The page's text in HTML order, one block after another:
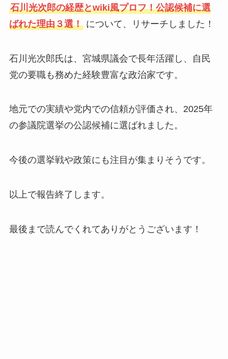
石川光次郎の経歴とwiki風プロフ！公認候補に選
ばれた理由３選！について、リサーチしました！
石川光次郎氏は、宮城県議会で長年活躍し、自民
党の要職も務めた経験豊富な政治家です。
地元での実績や党内での信頼が評価され、2025年
の参議院選挙の公認候補に選ばれました。
今後の選挙戦や政策にも注目が集まりそうです。
以上で報告終了します。
最後まで読んでくれてありがとうございます！